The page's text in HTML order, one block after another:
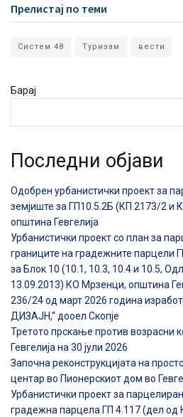
Прелистај по теми
Систем 48 Туризам вести
Барај
Последни објави
Одобрен урбанистички проект за
земјиште за ГП10.5.2Б (КП 2173/2 и
општина Гевгелија
Урбанистички проект со план за
границите на градежните парцели
за Блок 10 (10.1, 10.3, 10.4 и 10.5,
13.09.2013) КО Мрзенци, општина
236/24 од март 2026 година
ДИЗАЈН,“ дооел Скопје
Третото прскање против возрасни
Гевгелија на 30 јули 2026
Започна реконструкцијата на
центар во Пионерскиот дом во
Урбанистички проект за
градежна парцела ГП 4.117 (дел